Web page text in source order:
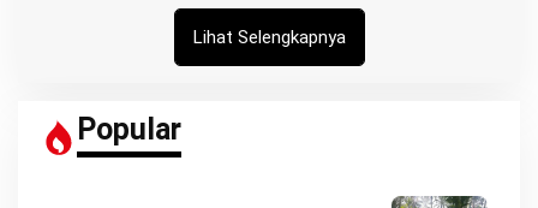
Lihat Selengkapnya
Popular